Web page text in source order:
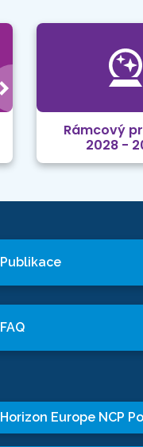
Rámcový
2028 -
Publikace
FAQ
Horizon Europe NCP